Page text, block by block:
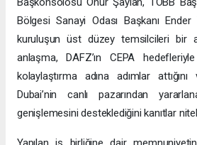
Bölgesi Sanayi Odası Başkanı
kuruluşun üst düzey temsilcileri bir
anlaşma, DAFZ’ın CEPA
kolaylaştırma adına adımlar
Dubai’nin canlı pazarından
genişlemesini desteklediğini kanıtlar